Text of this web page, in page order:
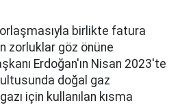
birlikte fatura
zorluklar göz önüne
Erdoğan'ın Nisan 2023'te
doğal gaz
için kullanılan kısma